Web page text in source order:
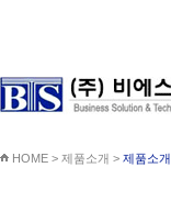
HOME > 제품소개 > 제품소개